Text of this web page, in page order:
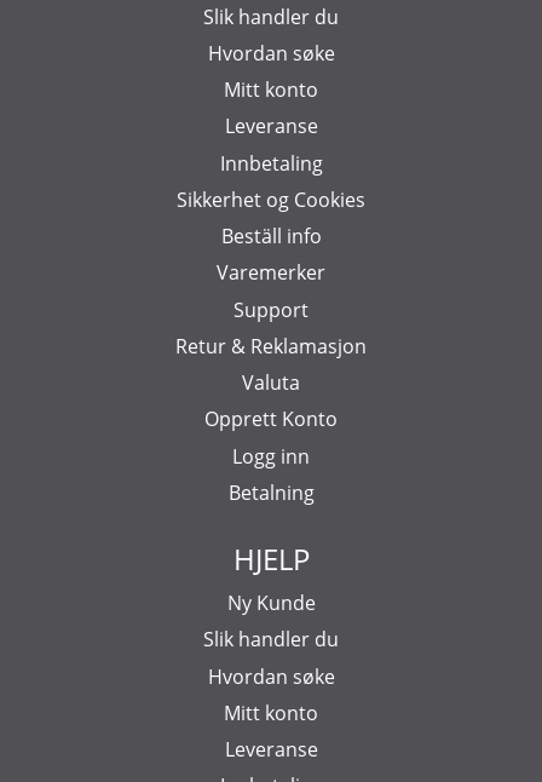
Slik handler du
Hvordan søke
Mitt konto
Leveranse
Innbetaling
Sikkerhet og Cookies
Beställ info
Varemerker
Support
Retur & Reklamasjon
Valuta
Opprett Konto
Logg inn
Betalning
HJELP
Ny Kunde
Slik handler du
Hvordan søke
Mitt konto
Leveranse